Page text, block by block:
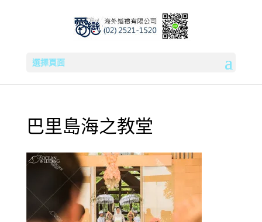
選擇頁面
巴里島海之教堂